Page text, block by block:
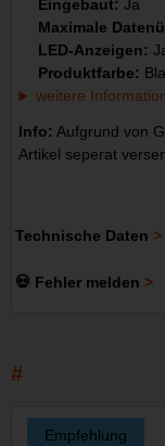
Eingebaut: Ja
Maximale
LED-Anzeigen:
Produktfarbe:
weitere
Info: Aufgrund von
Artikel seperat
Technische Daten
💀 Fehler melden
Empfehlung